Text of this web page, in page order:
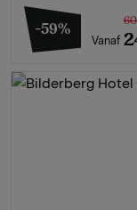
-59%
Vanaf